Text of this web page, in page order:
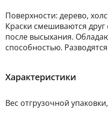
Поверхности: дерево,
Краски смешиваются друг
после высыхания.
способностью.
Характеристики
Вес отгрузочной